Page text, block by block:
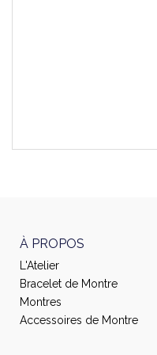
À PROPOS
L'Atelier
Bracelet de Montre
Montres
Accessoires de Montre